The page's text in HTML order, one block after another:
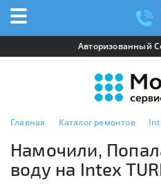
Авторизованный
Главная Каталог ремонтов
Намочили,
воду на Intex